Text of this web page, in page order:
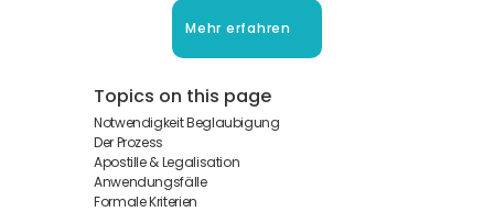
Mehr erfahren
Topics on this page
Notwendigkeit Beglaubigung
Der Prozess
Apostille & Legalisation
Anwendungsfälle
Formale Kriterien